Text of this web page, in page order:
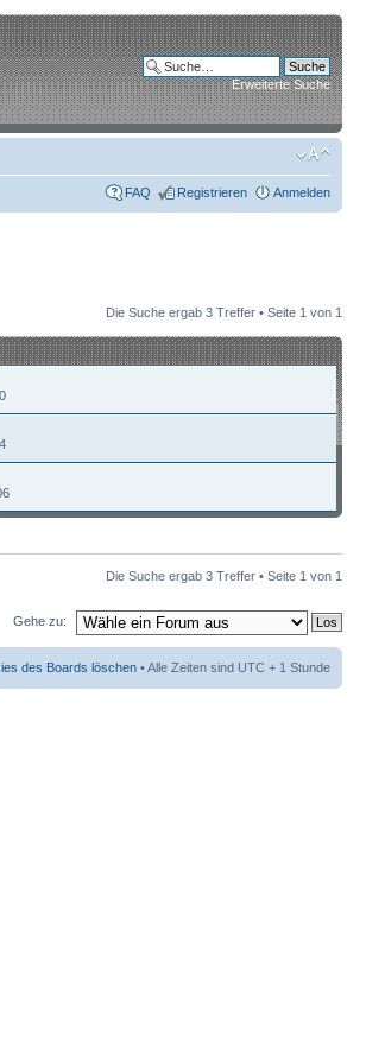
Erweiterte Suche
FAQ Registrieren Anmelden
Die Suche ergab 3 Treffer • Seite 1 von 1
Die Suche ergab 3 Treffer • Seite 1 von 1
Gehe zu:
des Boards löschen • Alle Zeiten sind UTC + 1 Stunde